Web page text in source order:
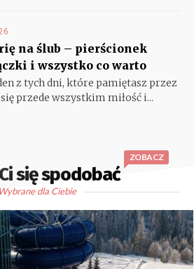
na ślub – pierścionek
i wszystko co warto
z tych dni, które pamiętasz przez
przede wszystkim miłość i...
się spodobać
ZOBACZ
Wybrane dla Ciebie